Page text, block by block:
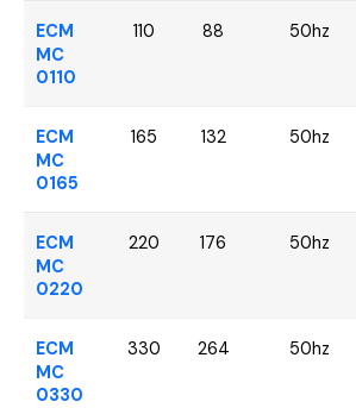
ECM
MC
0110
110 88 50hz
ECM
MC
0165
165 132 50hz
ECM
MC
0220
220 176 50hz
ECM
MC
0330
330 264 50hz